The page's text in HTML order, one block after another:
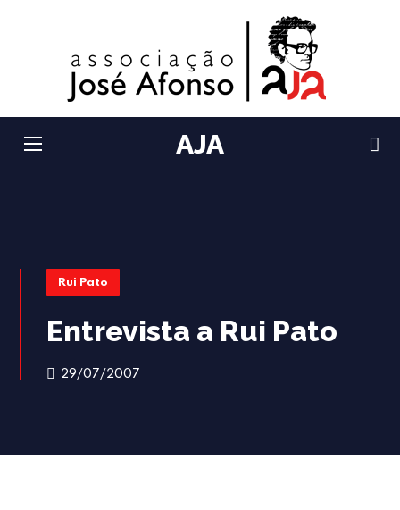
AJA
Rui Pato
Entrevista a Rui Pato
29/07/2007